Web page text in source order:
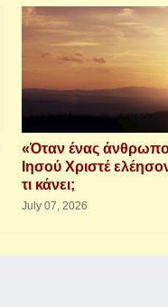
«Όταν ένας
Ιησού Χριστέ
τι κάνει;
July 07, 2026